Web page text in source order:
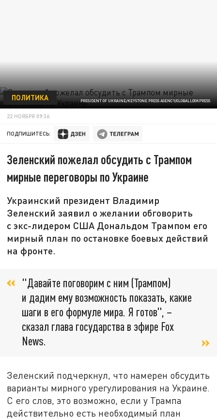
PRESIDENT OF UKRAINE/KEYSTONE PRESS AGENCY/GLOBALLOOKPRESS
ПОЛИТИКА
22 НОЯБРЯ 09:36
ПОДПИШИТЕСЬ:
Зеленский пожелал обсудить с Трампом
мирные переговоры по Украине
Украинский президент Владимир
Зеленский заявил о желании обговорить
с экс-лидером США Дональдом Трампом его
мирный план по остановке боевых действий
на фронте.
"Давайте поговорим с ним (Трампом)
и дадим ему возможность показать, какие
шаги в его формуле мира. Я готов", –
сказал глава государства в эфире Fox
News.
Зеленский подчеркнул, что намерен обсудить
варианты мирного урегулирования на Украине.
С его слов, это возможно, если у Трампа
действительно есть необходимый план